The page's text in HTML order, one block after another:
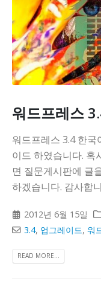
워드프레스
워드프레스 3.4 한
이드 하였습니다. 혹
면 질문게시판에 글
하겠습니다. 감사합
2012년 6월 15일
3.4, 업그레이드,워
READ MORE...